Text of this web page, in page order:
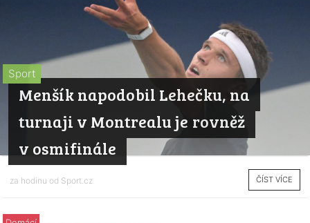
Sport
Menšík napodobil Lehečku, na
turnaji v Montrealu je rovněž
v osmifinále
za hodinu od Sport.cz ČÍST VÍCE